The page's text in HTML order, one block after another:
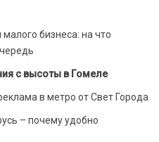
бизнеса: на что
с высоты в Гомеле
в метро от Свет Города
– почему удобно